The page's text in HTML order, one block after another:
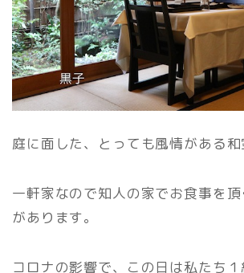
庭に面した、とっても風情がある和
一軒家なので知人の家でお食事を
があります。
コロナの影響で、この日は私たち